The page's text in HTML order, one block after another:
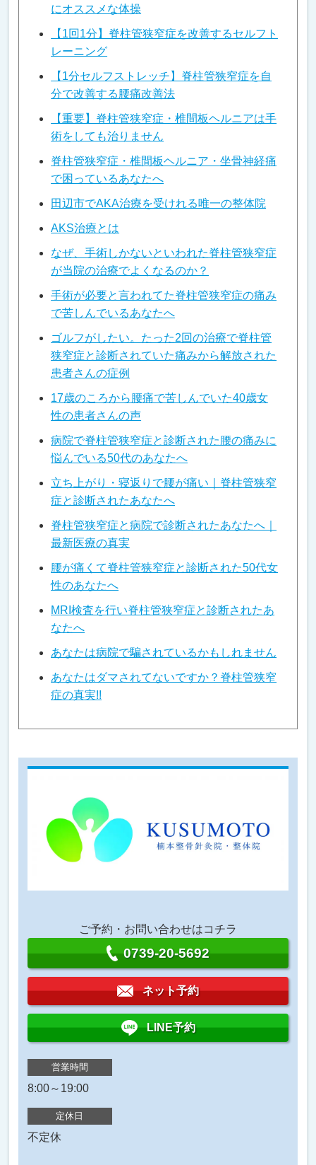
にオススメな体操
【1回1分】脊柱管狭窄症を改善するセルフト
レーニング
【1分セルフストレッチ】脊柱管狭窄症を自
分で改善する腰痛改善法
【重要】脊柱管狭窄症・椎間板ヘルニアは手
術をしても治りません
脊柱管狭窄症・椎間板ヘルニア・坐骨神経痛
で困っているあなたへ
田辺市でAKA治療を受けれる唯一の整体院
AKS治療とは
なぜ、手術しかないといわれた脊柱管狭窄症
が当院の治療でよくなるのか？
手術が必要と言われてた脊柱管狭窄症の痛み
で苦しんでいるあなたへ
ゴルフがしたい。たった2回の治療で脊柱管
狭窄症と診断されていた痛みから解放された
患者さんの症例
17歳のころから腰痛で苦しんでいた40歳女
性の患者さんの声
病院で脊柱管狭窄症と診断された腰の痛みに
悩んでいる50代のあなたへ
立ち上がり・寝返りで腰が痛い｜脊柱管狭窄
症と診断されたあなたへ
脊柱管狭窄症と病院で診断されたあなたへ｜
最新医療の真実
腰が痛くて脊柱管狭窄症と診断された50代女
性のあなたへ
MRI検査を行い脊柱管狭窄症と診断されたあ
なたへ
あなたは病院で騙されているかもしれません
あなたはダマされてないですか？脊柱管狭窄
症の真実!!
ご予約・お問い合わせはコチラ
0739-20-5692
ネット予約
LINE予約
営業時間
8:00～19:00
定休日
不定休